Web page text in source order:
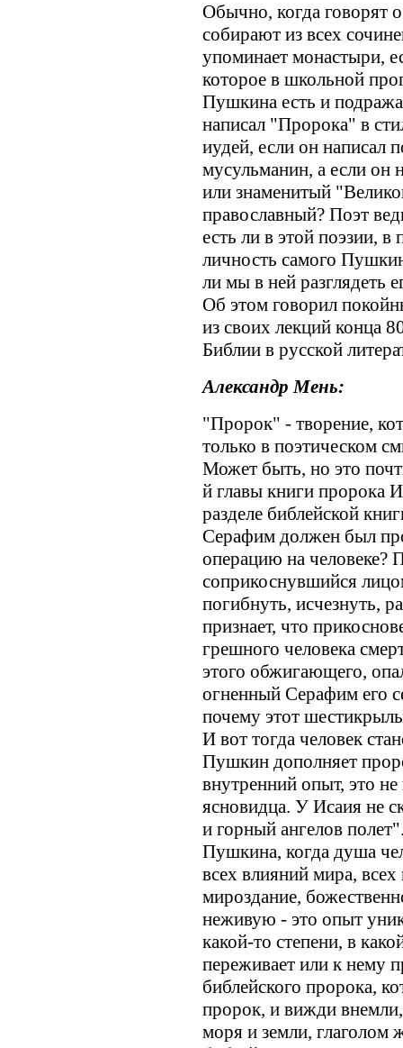
Обычно, когда говорят
собирают из всех
упоминает монастыри,
которое в школьной
Пушкина есть и
написал "Пророка" в
иудей, если он написал
мусульманин, а если он
или знаменитый
православный? Поэт
есть ли в этой поэзии, в
личность самого
ли мы в ней разглядеть
Об этом говорил
из своих лекций конца
Библии в русской
Александр Мень:
"Пророк" - творение,
только в поэтическом
Может быть, но это
й главы книги пророка
разделе библейской
Серафим должен был
операцию на человеке?
соприкоснувшийся
погибнуть, исчезнуть,
признает, что
грешного человека
этого обжигающего,
огненный Серафим его
почему этот
И вот тогда человек
Пушкин дополняет
внутренний опыт, это
ясновидца. У Исаия не
и горный ангелов
Пушкина, когда душа
всех влияний мира,
мироздание,
неживую - это опыт
какой-то степени, в
переживает или к нему
библейского пророка,
пророк, и вижди
моря и земли, глаголом